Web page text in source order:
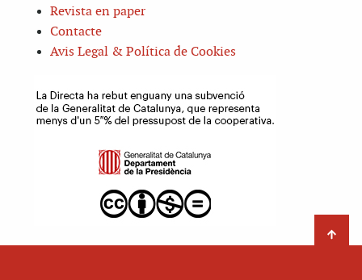
Revista en paper
Contacte
Avis Legal & Política de Cookies